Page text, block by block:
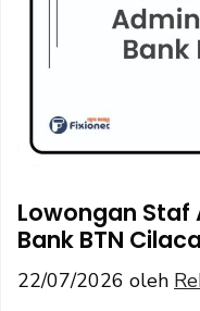
Lowongan Staf
Bank BTN
22/07/2026 oleh